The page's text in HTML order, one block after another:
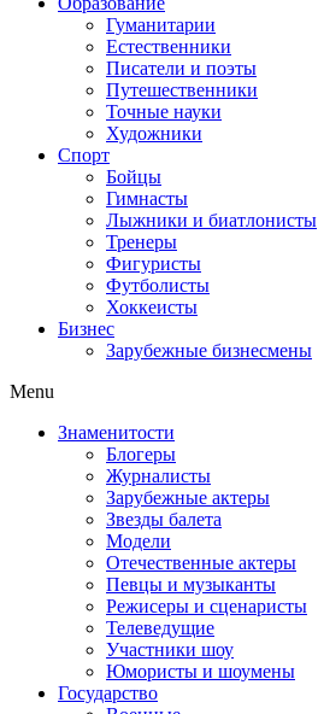
Гуманитарии
Естественники
Писатели и поэты
Путешественники
Точные науки
Художники
Спорт
Бойцы
Гимнасты
Лыжники и биатлонисты
Тренеры
Фигуристы
Футболисты
Хоккеисты
Бизнес
Зарубежные бизнесмены
Menu
Знаменитости
Блогеры
Журналисты
Зарубежные актеры
Звезды балета
Модели
Отечественные актеры
Певцы и музыканты
Режисеры и сценаристы
Телеведущие
Участники шоу
Юмористы и шоумены
Государство